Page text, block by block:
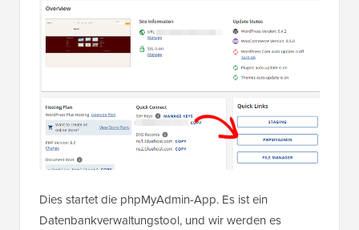
Dies startet die phpMyAdmin-App. Es ist ein
Datenbankverwaltungstool, und wir werden es